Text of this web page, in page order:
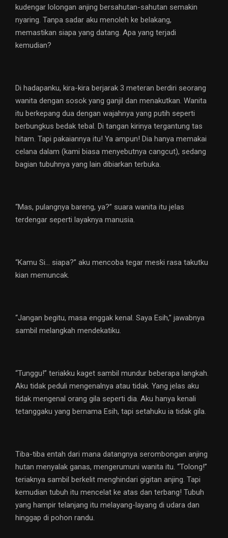
kudengar lolongan anjing bersahutan-sahutan semakin
nyaring. Tanpa sadar aku menoleh ke belakang,
memastikan siapa yang datang. Apa yang terjadi
kemudian?
Di hadapanku, kira-kira berjarak 3 meteran berdiri seorang
wanita dengan sosok yang ganjil dan menakutkan. Wanita
itu berkepang dua dengan wajahnya yang putih seperti
berbungkus bedak tebal. Di tangan kirinya tergantung tas
hitam. Tapi pakaiannya itu! Ya ampun! Dia hanya memakai
celana dalam (kami biasa menyebutnya cangcut), sedang
bagian tubuhnya yang lain dibiarkan terbuka.
“Mas, pulangnya bareng, ya?” suara wanita itu jelas
terdengar seperti layaknya manusia.
“Kamu Si… siapa?” aku mencoba tegar meski rasa takutku
kian memuncak.
“Jangan begitu, masa enggak kenal. Saya Esih,” jawabnya
sambil melangkah mendekatiku.
“Tunggu!” teriakku kaget sambil mundur beberapa langkah.
Aku tidak peduli mengenalnya atau tidak. Yang jelas aku
tidak mengenal orang gila seperti dia. Aku hanya kenali
tetanggaku yang bernama Esih, tapi setahuku ia tidak gila.
Tiba-tiba entah dari mana datangnya serombongan anjing
hutan menyalak ganas, mengerumuni wanita itu. “Tolong!”
teriaknya sambil berkelit menghindari gigitan anjing. Tapi
kemudian tubuh itu mencelat ke atas dan terbang! Tubuh
yang hampir telanjang itu melayang-layang di udara dan
hinggap di pohon randu.